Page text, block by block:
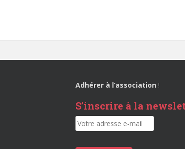
Adhérer à l’association !
S’inscrire à la